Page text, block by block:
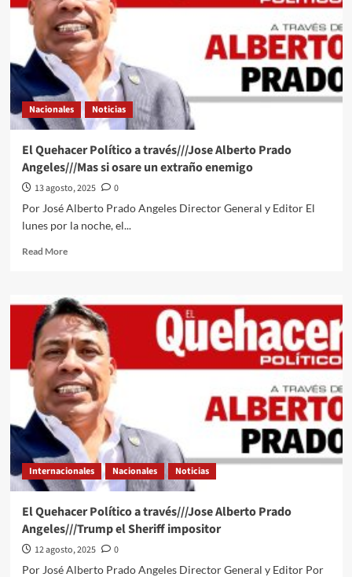
nuestro
país”:
Sheinbaum
niega
que
extradición
de
26
narcotraficantes
a
petición
de
Nacionales Noticias
El Quehacer Político a través///Jose Alberto Prado
Angeles///Mas si osare un extraño enemigo
13 agosto, 2025
0
Por José Alberto Prado Angeles Director General y Editor El
lunes por la noche, el...
Read MoreRead
Quehacer
Político
a
través///Jose
Alberto
Prado
Angeles///Mas
si
osare
un
extraño
enemigo
Internacionales Nacionales Noticias
El Quehacer Político a través///Jose Alberto Prado
Angeles///Trump el Sheriff impositor
12 agosto, 2025
0
Por José Alberto Prado Angeles Director General y Editor Por